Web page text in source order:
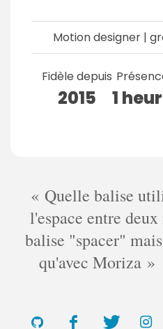
Motion designer |
Fidèle depuis
2015 1
Quelle balise
l'espace entre
balise "spacer"
qu'avec Moriza